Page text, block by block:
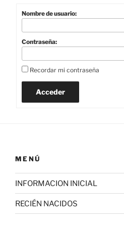
Nombre de usuario:
Contraseña:
Recordar mi contraseña
Acceder
MENÚ
INFORMACION INICIAL
RECIÉN NACIDOS